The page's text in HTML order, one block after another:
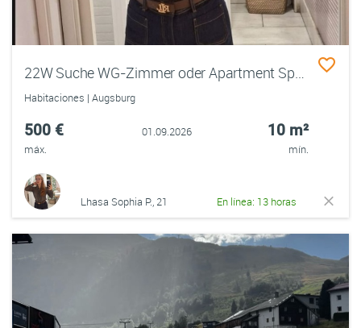
22W Suche WG-Zimmer oder Apartment Spätestens October
Habitaciones | Augsburg
500 €
máx.
01.09.2026 10 m²
mín.
Lhasa Sophia P., 21 En línea: 13 horas